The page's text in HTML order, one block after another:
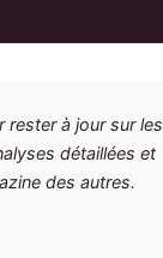
rester à jour sur les
détaillées et
des autres.